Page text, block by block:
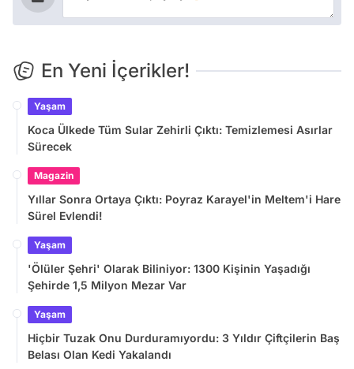
En Yeni İçerikler!
Yaşam
Koca Ülkede Tüm Sular Zehirli Çıktı: Temizlemesi Asırlar
Sürecek
Magazin
Yıllar Sonra Ortaya Çıktı: Poyraz Karayel'in Meltem'i Hare
Sürel Evlendi!
Yaşam
'Ölüler Şehri' Olarak Biliniyor: 1300 Kişinin Yaşadığı
Şehirde 1,5 Milyon Mezar Var
Yaşam
Hiçbir Tuzak Onu Durduramıyordu: 3 Yıldır Çiftçilerin Baş
Belası Olan Kedi Yakalandı